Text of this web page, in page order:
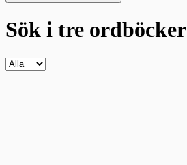
Sök i tre ordböcker